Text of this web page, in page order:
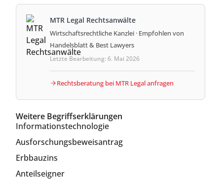
MTR Legal Rechtsanwälte
Wirtschaftsrechtliche Kanzlei · Empfohlen von
Handelsblatt & Best Lawyers
Letzte Bearbeitung: 6. Mai 2026
Rechtsberatung bei MTR Legal anfragen
Weitere Begriffserklärungen
Informationstechnologie
Ausforschungsbeweisantrag
Erbbauzins
Anteilseigner